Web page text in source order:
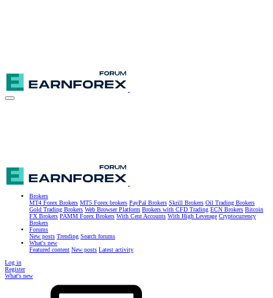
Brokers
MT4 Forex Brokers MT5 Forex brokers PayPal Brokers Skrill Brokers Oil Trading Brokers
Gold Trading Brokers Web Browser Platform Brokers with CFD Trading ECN Brokers Bitcoin
FX Brokers PAMM Forex Brokers With Cent Accounts With High Leverage Cryptocurrency
Brokers
Forums
New posts Trending Search forums
What's new
Featured content New posts Latest activity
Log in
Register
What's new